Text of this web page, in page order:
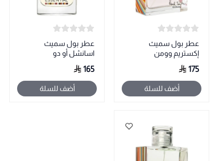
عطر بول سميث
إكستريم وومن
175
أضف للسلة
عطر بول سميث
اسانشل أو دو
165
أضف للسلة